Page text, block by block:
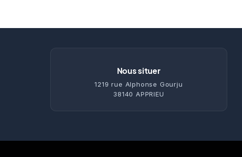
Nous situer
1219 rue Alphonse Gourju
38140 APPRIEU